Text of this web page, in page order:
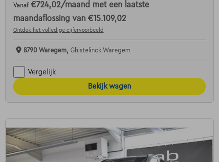
Vanaf €724,02/maand met een laatste
maandaflossing van €15.109,02
Ontdek het volledige cijfervoorbeeld
8790 Waregem, Ghistelinck Waregem
Vergelijk
Bekijk wagen